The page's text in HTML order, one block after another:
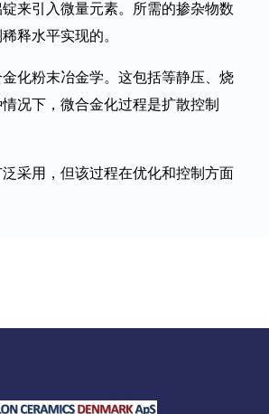
来引入微量元素。所需的掺杂物数
释水平实现的。
化粉末冶金学。这包括等静压、烧
况下，微合金化过程是扩散控制
采用，但该过程在优化和控制方面